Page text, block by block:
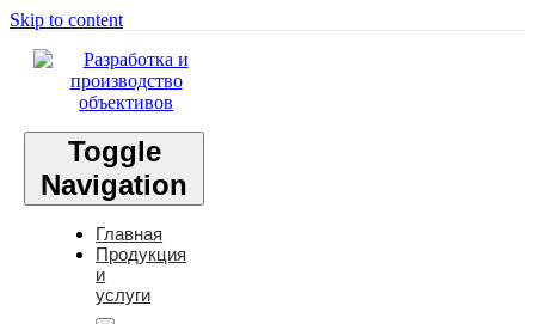
Skip to content
Toggle
Navigation
Главная
Продукция
и
услуги